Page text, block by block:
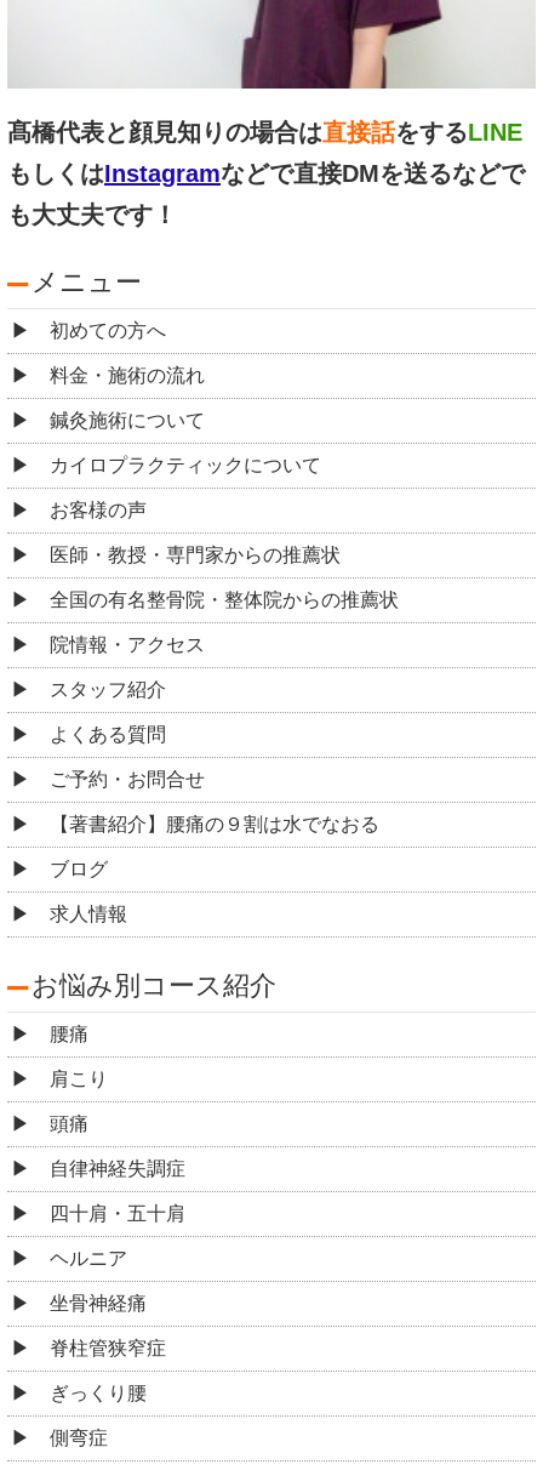
髙橋代表と顔見知りの場合は直接話をするLINE
もしくはInstagramなどで直接DMを送るなどで
も大丈夫です！
メニュー
初めての方へ
料金・施術の流れ
鍼灸施術について
カイロプラクティックについて
お客様の声
医師・教授・専門家からの推薦状
全国の有名整骨院・整体院からの推薦状
院情報・アクセス
スタッフ紹介
よくある質問
ご予約・お問合せ
【著書紹介】腰痛の９割は水でなおる
ブログ
求人情報
お悩み別コース紹介
腰痛
肩こり
頭痛
自律神経失調症
四十肩・五十肩
ヘルニア
坐骨神経痛
脊柱管狭窄症
ぎっくり腰
側弯症